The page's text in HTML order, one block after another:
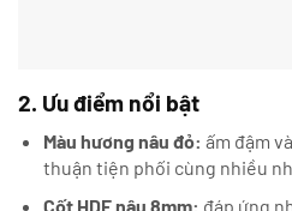
2. Ưu điểm nổi bật
Màu hương nâu đỏ: ấm đậm
thuận tiện phối cùng nhiều
Cốt HDF nâu 8mm: đáp ứng